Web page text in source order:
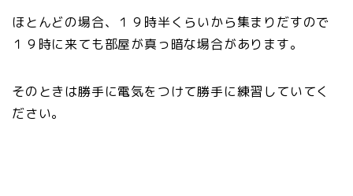
ほとんどの場合、１９時半くらいから集まりだすので
１９時に来ても部屋が真っ暗な場合があります。
そのときは勝手に電気をつけて勝手に練習していてく
ださい。